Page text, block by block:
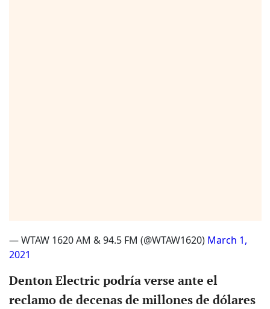
— WTAW 1620 AM & 94.5 FM (@WTAW1620) March 1,
2021
Denton Electric podría verse ante el
reclamo de decenas de millones de dólares